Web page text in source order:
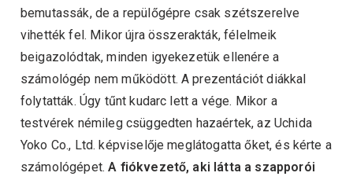
bemutassák, de a repülőgépre csak szétszerelve
vihették fel. Mikor újra összerakták, félelmeik
beigazolódtak, minden igyekezetük ellenére a
számológép nem működött. A prezentációt diákkal
folytatták. Úgy tűnt kudarc lett a vége. Mikor a
testvérek némileg csüggedten hazaértek, az Uchida
Yoko Co., Ltd. képviselője meglátogatta őket, és kérte a
számológépet.A fiókvezető, aki látta a szapporói